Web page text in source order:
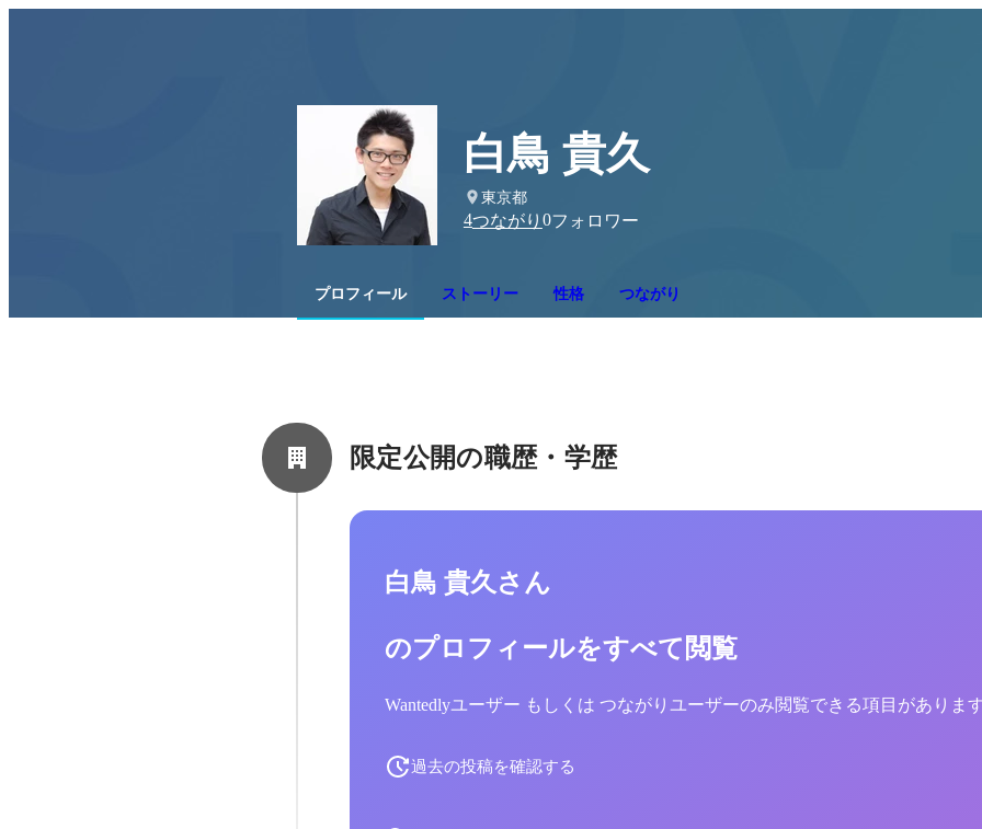
白鳥 貴久
東京都
4つながり 0フォロワー
プロフィール ストーリー 性格 つながり
限定公開の職歴・学歴
白鳥 貴久さん
のプロフィールをすべて閲覧
Wantedlyユーザー もしくは つながりユーザーのみ閲覧できる項目がありま
過去の投稿を確認する